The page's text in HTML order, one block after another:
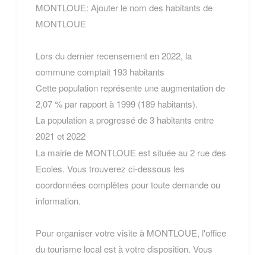
MONTLOUE: Ajouter le nom des habitants de
MONTLOUE
Lors du dernier recensement en 2022, la
commune comptait 193 habitants
Cette population représente une augmentation de
2,07 % par rapport à 1999 (189 habitants).
La population a progressé de 3 habitants entre
2021 et 2022
La mairie de MONTLOUE est située au 2 rue des
Ecoles. Vous trouverez ci-dessous les
coordonnées complètes pour toute demande ou
information.
Pour organiser votre visite à MONTLOUE, l'office
du tourisme local est à votre disposition. Vous